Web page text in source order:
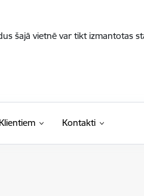
šajā vietnē var tikt izmantotas
Klientiem Kontakti